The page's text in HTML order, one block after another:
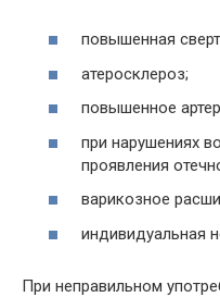
повышенная
атеросклероз;
повышенное
при нарушениях
проявления
варикозное
индивидуальная
При неправильном